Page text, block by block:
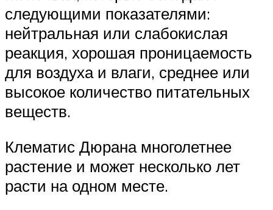
следующими показателями:
нейтральная или слабокислая
реакция, хорошая проницаемость
для воздуха и влаги, среднее или
высокое количество питательных
веществ.
Клематис Дюрана многолетнее
растение и может несколько лет
расти на одном месте.